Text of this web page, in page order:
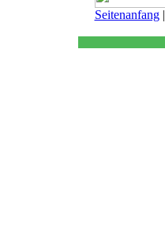
Seitenanfang|